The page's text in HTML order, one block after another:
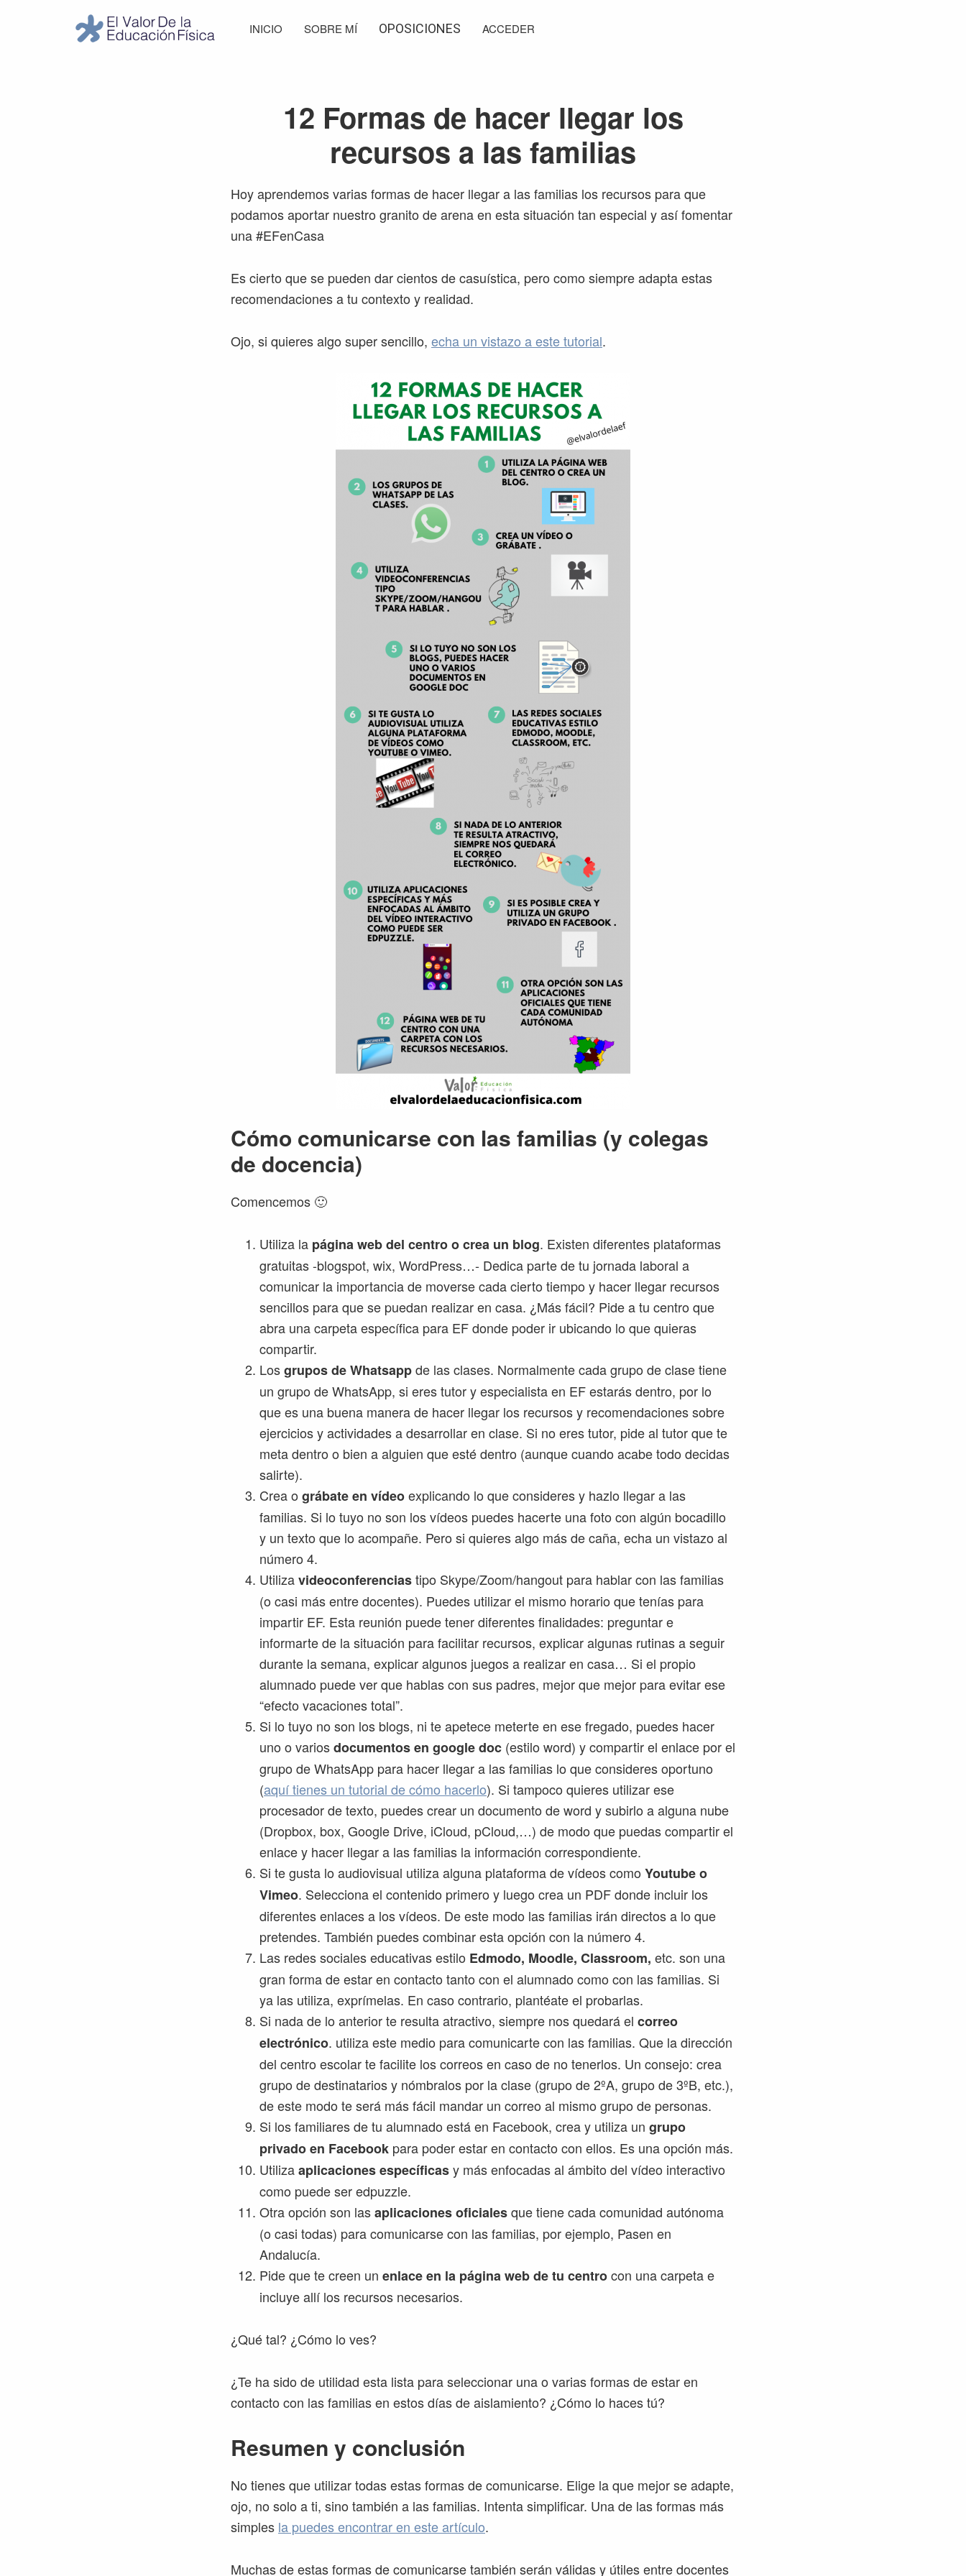
INICIO SOBRE MÍ OPOSICIONES ACCEDER
12 Formas de hacer llegar los
recursos a las familias
Hoy aprendemos varias formas de hacer llegar a las familias los recursos para que
podamos aportar nuestro granito de arena en esta situación tan especial y así fomentar
una #EFenCasa
Es cierto que se pueden dar cientos de casuística, pero como siempre adapta estas
recomendaciones a tu contexto y realidad.
Ojo, si quieres algo super sencillo, echa un vistazo a este tutorial.
Cómo comunicarse con las familias (y colegas
de docencia)
Comencemos 🙂
Utiliza la página web del centro o crea un blog. Existen diferentes plataformas
gratuitas -blogspot, wix, WordPress…- Dedica parte de tu jornada laboral a
comunicar la importancia de moverse cada cierto tiempo y hacer llegar recursos
sencillos para que se puedan realizar en casa. ¿Más fácil? Pide a tu centro que
abra una carpeta específica para EF donde poder ir ubicando lo que quieras
compartir.
Losgrupos de Whatsappde las clases. Normalmente cada grupo de clase tiene
un grupo de WhatsApp, si eres tutor y especialista en EF estarás dentro, por lo
que es una buena manera de hacer llegar los recursos y recomendaciones sobre
ejercicios y actividades a desarrollar en clase. Si no eres tutor, pide al tutor que te
meta dentro o bien a alguien que esté dentro (aunque cuando acabe todo decidas
salirte).
Crea o grábate en vídeoexplicando lo que consideres y hazlo llegar a las
familias. Si lo tuyo no son los vídeos puedes hacerte una foto con algún bocadillo
y un texto que lo acompañe. Pero si quieres algo más de caña, echa un vistazo al
número 4.
Utilizavideoconferenciastipo Skype/Zoom/hangout para hablar con las familias
(o casi más entre docentes). Puedes utilizar el mismo horario que tenías para
impartir EF. Esta reunión puede tener diferentes finalidades: preguntar e
informarte de la situación para facilitar recursos, explicar algunas rutinas a seguir
durante la semana, explicar algunos juegos a realizar en casa… Si el propio
alumnado puede ver que hablas con sus padres, mejor que mejor para evitar ese
“efecto vacaciones total”.
Si lo tuyo no son los blogs, ni te apetece meterte en ese fregado, puedes hacer
uno o variosdocumentos en google doc (estilo word) y compartir el enlace por el
grupo de WhatsApp para hacer llegar a las familias lo que consideres oportuno
(aquí tienes un tutorial de cómo hacerlo). Si tampoco quieres utilizar ese
procesador de texto, puedes crear un documento de word y subirlo a alguna nube
(Dropbox, box, Google Drive, iCloud, pCloud,…) de modo que puedas compartir el
enlace y hacer llegar a las familias la información correspondiente.
Si te gusta lo audiovisual utiliza alguna plataforma de vídeos como Youtube o
Vimeo. Selecciona el contenido primero y luego crea un PDF donde incluir los
diferentes enlaces a los vídeos. De este modo las familias irán directos a lo que
pretendes. También puedes combinar esta opción con la número 4.
Las redes sociales educativas estilo Edmodo, Moodle, Classroom, etc. son una
gran forma de estar en contacto tanto con el alumnado como con las familias. Si
ya las utiliza, exprímelas. En caso contrario, plantéate el probarlas.
Si nada de lo anterior te resulta atractivo, siempre nos quedará el correo
electrónico. utiliza este medio para comunicarte con las familias. Que la dirección
del centro escolar te facilite los correos en caso de no tenerlos. Un consejo: crea
grupo de destinatarios y nómbralos por la clase (grupo de 2ºA, grupo de 3ºB, etc.),
de este modo te será más fácil mandar un correo al mismo grupo de personas.
Si los familiares de tu alumnado está en Facebook, crea y utiliza un grupo
privado en Facebook para poder estar en contacto con ellos. Es una opción más.
Utilizaaplicaciones específicasy más enfocadas al ámbito del vídeo interactivo
como puede ser edpuzzle.
Otra opción son lasaplicaciones oficialesque tiene cada comunidad autónoma
(o casi todas) para comunicarse con las familias, por ejemplo, Pasen en
Andalucía.
Pide que te creen un enlace en la página web de tu centrocon una carpeta e
incluye allí los recursos necesarios.
¿Qué tal? ¿Cómo lo ves?
¿Te ha sido de utilidad esta lista para seleccionar una o varias formas de estar en
contacto con las familias en estos días de aislamiento? ¿Cómo lo haces tú?
Resumen y conclusión
No tienes que utilizar todas estas formas de comunicarse. Elige la que mejor se adapte,
ojo, no solo a ti, sino también a las familias. Intenta simplificar. Una de las formas más
simples la puedes encontrar en este artículo.
Muchas de estas formas de comunicarse también serán válidas y útiles entre docentes